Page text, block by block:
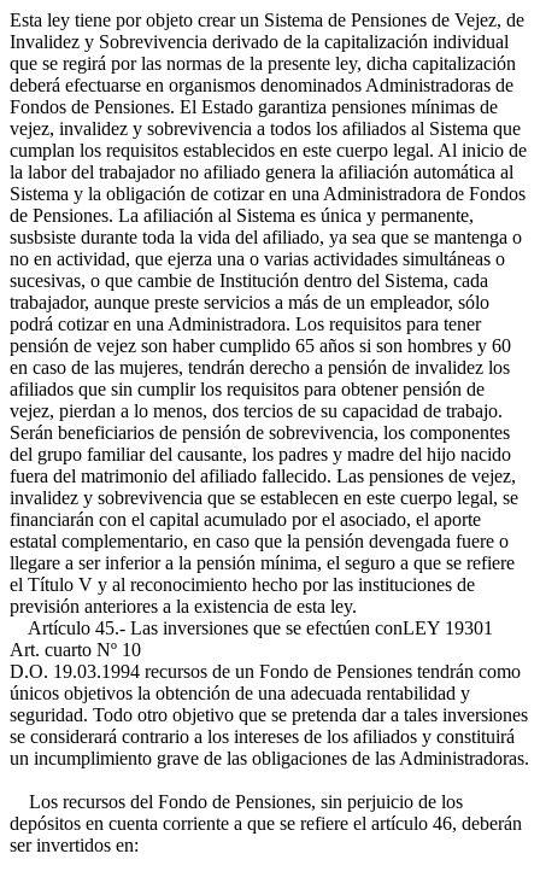
Esta ley tiene por objeto crear un Sistema de Pensiones de Vejez, de
Invalidez y Sobrevivencia derivado de la capitalización individual
que se regirá por las normas de la presente ley, dicha capitalización
deberá efectuarse en organismos denominados Administradoras de
Fondos de Pensiones. El Estado garantiza pensiones mínimas de
vejez, invalidez y sobrevivencia a todos los afiliados al Sistema que
cumplan los requisitos establecidos en este cuerpo legal. Al inicio de
la labor del trabajador no afiliado genera la afiliación automática al
Sistema y la obligación de cotizar en una Administradora de Fondos
de Pensiones. La afiliación al Sistema es única y permanente,
susbsiste durante toda la vida del afiliado, ya sea que se mantenga o
no en actividad, que ejerza una o varias actividades simultáneas o
sucesivas, o que cambie de Institución dentro del Sistema, cada
trabajador, aunque preste servicios a más de un empleador, sólo
podrá cotizar en una Administradora. Los requisitos para tener
pensión de vejez son haber cumplido 65 años si son hombres y 60
en caso de las mujeres, tendrán derecho a pensión de invalidez los
afiliados que sin cumplir los requisitos para obtener pensión de
vejez, pierdan a lo menos, dos tercios de su capacidad de trabajo.
Serán beneficiarios de pensión de sobrevivencia, los componentes
del grupo familiar del causante, los padres y madre del hijo nacido
fuera del matrimonio del afiliado fallecido. Las pensiones de vejez,
invalidez y sobrevivencia que se establecen en este cuerpo legal, se
financiarán con el capital acumulado por el asociado, el aporte
estatal complementario, en caso que la pensión devengada fuere o
llegare a ser inferior a la pensión mínima, el seguro a que se refiere
el Título V y al reconocimiento hecho por las instituciones de
previsión anteriores a la existencia de esta ley.
Artículo 45.- Las inversiones que se efectúen conLEY 19301
Art. cuarto Nº 10
D.O. 19.03.1994 recursos de un Fondo de Pensiones tendrán como
únicos objetivos la obtención de una adecuada rentabilidad y
seguridad. Todo otro objetivo que se pretenda dar a tales inversiones
se considerará contrario a los intereses de los afiliados y constituirá
un incumplimiento grave de las obligaciones de las Administradoras.
Los recursos del Fondo de Pensiones, sin perjuicio de los
depósitos en cuenta corriente a que se refiere el artículo 46, deberán
ser invertidos en: